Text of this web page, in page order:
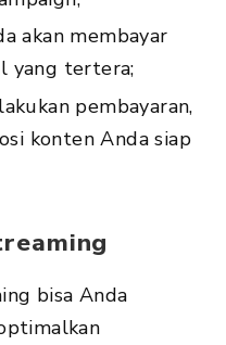
akan membayar
yang tertera;
pembayaran,
konten Anda siap
bisa Anda